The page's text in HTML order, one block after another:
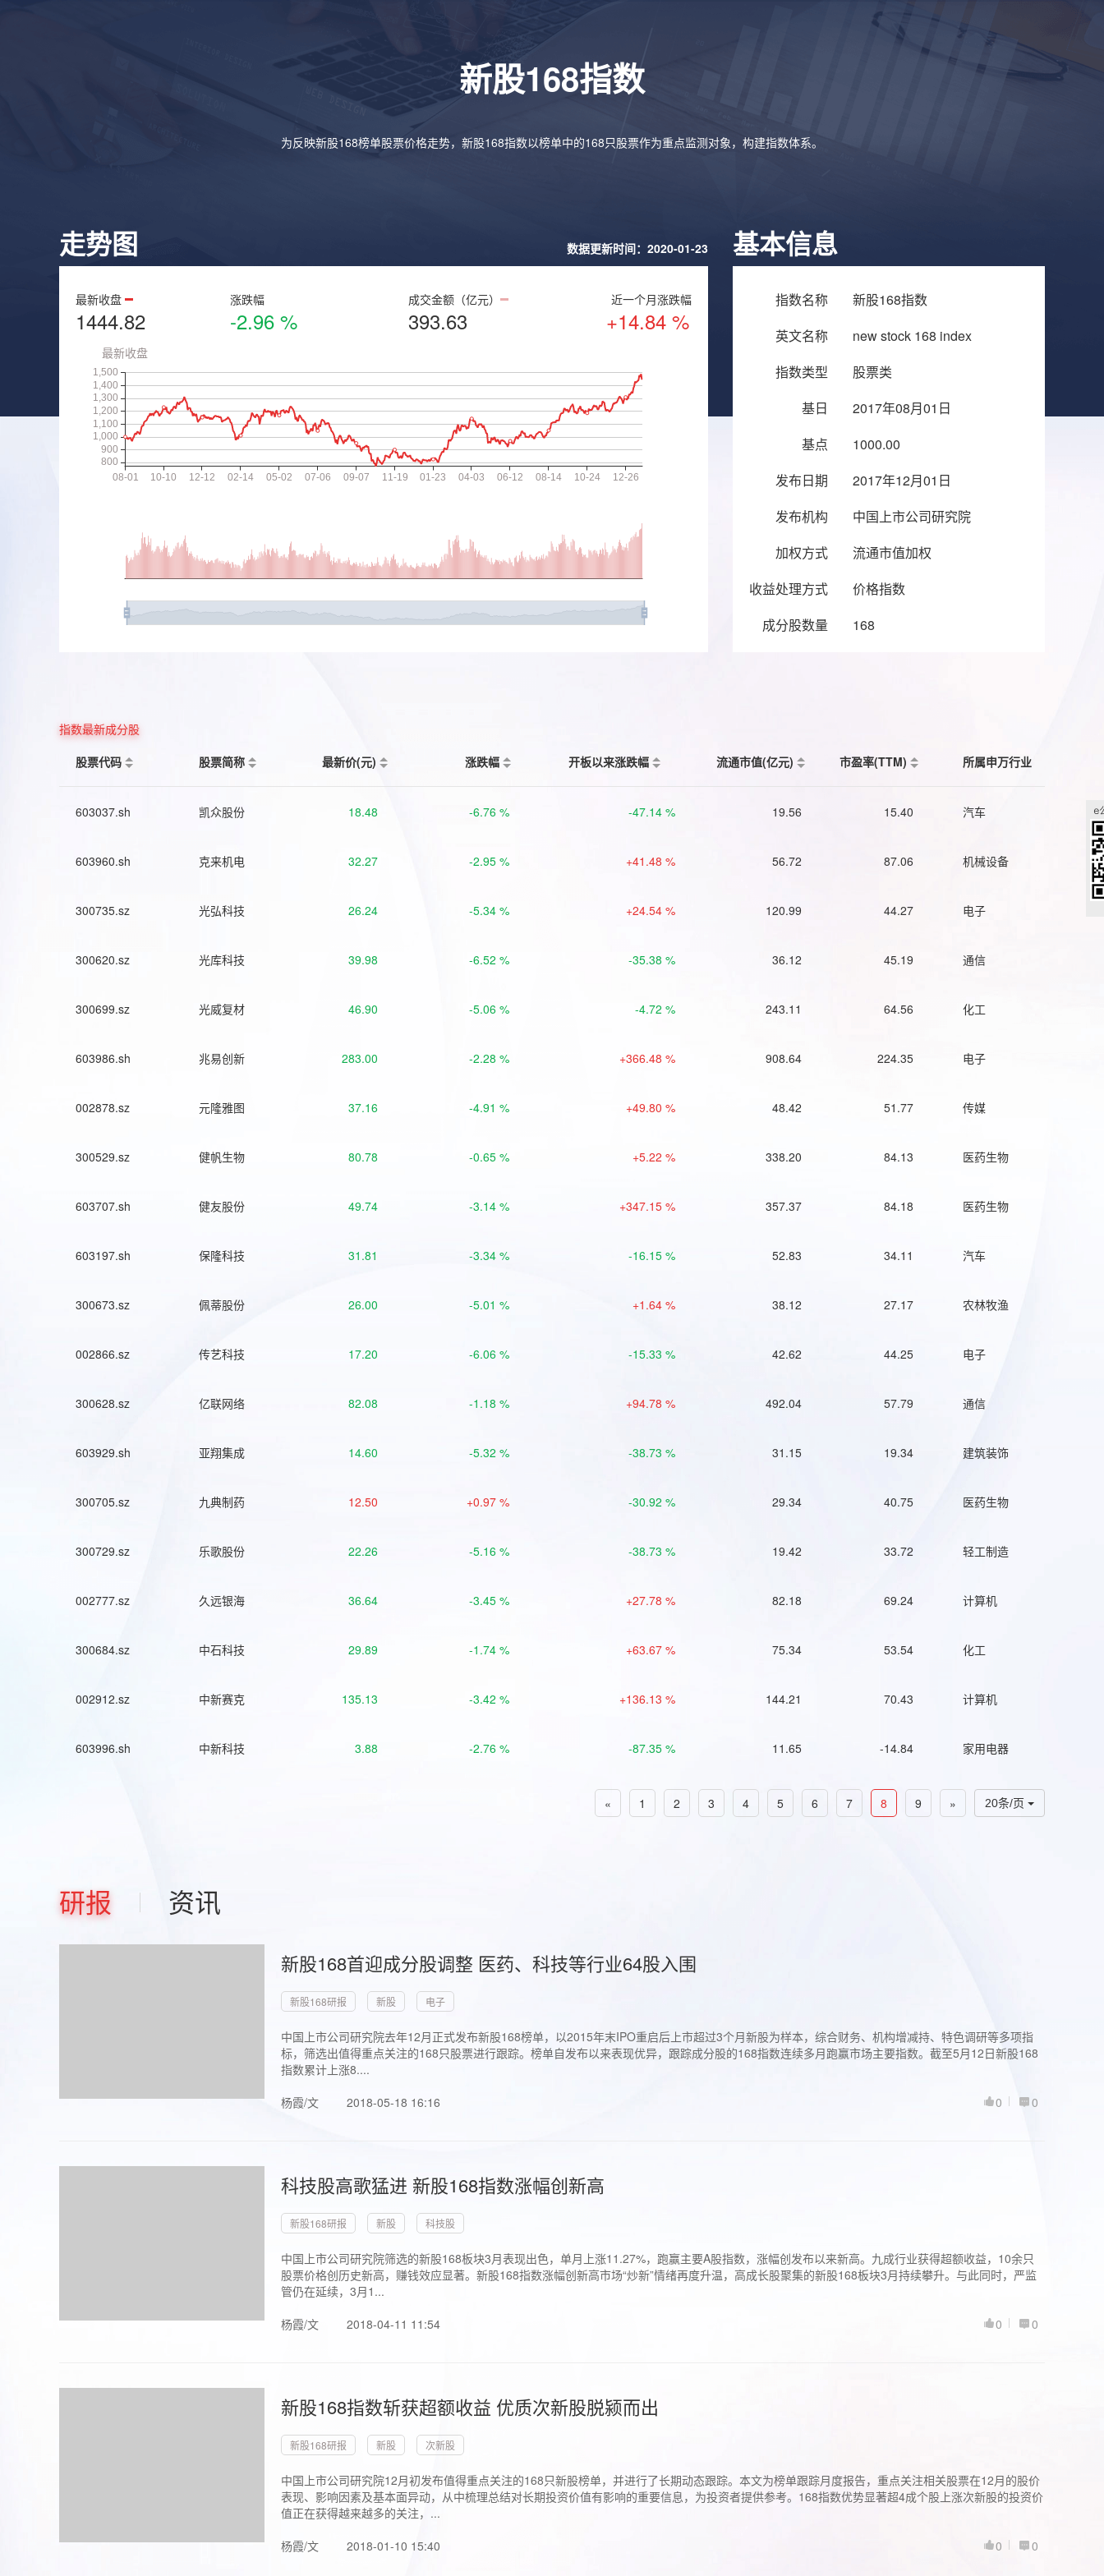
新股168指数
为反映新股168榜单股票价格走势，新股168指数以榜单中的168只股票作为重点监测对象，构建指数体系。
走势图 数据更新时间：2020-01-23
最新收盘
1444.82
涨跌幅
-2.96 %
成交金额（亿元）
393.63
近一个月涨跌幅
+14.84 %
基本信息
指数名称
新股168指数
英文名称
new stock 168 index
指数类型
股票类
基日
2017年08月01日
基点
1000.00
发布日期
2017年12月01日
发布机构
中国上市公司研究院
加权方式
流通市值加权
收益处理方式
价格指数
成分股数量
168
指数最新成分股
股票代码
股票简称 最新价(元) 涨跌幅 开板以来涨跌幅 流通市值(亿元) 市盈率(TTM) 所属申万行业
603037.sh 凯众股份 18.48 -6.76 % -47.14 % 19.56 15.40 汽车
603960.sh 克来机电 32.27 -2.95 % +41.48 % 56.72 87.06 机械设备
300735.sz 光弘科技 26.24 -5.34 % +24.54 % 120.99 44.27 电子
300620.sz 光库科技 39.98 -6.52 % -35.38 % 36.12 45.19 通信
300699.sz 光威复材 46.90 -5.06 % -4.72 % 243.11 64.56 化工
603986.sh 兆易创新 283.00 -2.28 % +366.48 % 908.64 224.35 电子
002878.sz 元隆雅图 37.16 -4.91 % +49.80 % 48.42 51.77 传媒
300529.sz 健帆生物 80.78 -0.65 % +5.22 % 338.20 84.13 医药生物
603707.sh 健友股份 49.74 -3.14 % +347.15 % 357.37 84.18 医药生物
603197.sh 保隆科技 31.81 -3.34 % -16.15 % 52.83 34.11 汽车
300673.sz 佩蒂股份 26.00 -5.01 % +1.64 % 38.12 27.17 农林牧渔
002866.sz 传艺科技 17.20 -6.06 % -15.33 % 42.62 44.25 电子
300628.sz 亿联网络 82.08 -1.18 % +94.78 % 492.04 57.79 通信
603929.sh 亚翔集成 14.60 -5.32 % -38.73 % 31.15 19.34 建筑装饰
300705.sz 九典制药 12.50 +0.97 % -30.92 % 29.34 40.75 医药生物
300729.sz 乐歌股份 22.26 -5.16 % -38.73 % 19.42 33.72 轻工制造
002777.sz 久远银海 36.64 -3.45 % +27.78 % 82.18 69.24 计算机
300684.sz 中石科技 29.89 -1.74 % +63.67 % 75.34 53.54 化工
002912.sz 中新赛克 135.13 -3.42 % +136.13 % 144.21 70.43 计算机
603996.sh 中新科技 3.88 -2.76 % -87.35 % 11.65 -14.84 家用电器
20条/页
« 1 2 3 4 5 6 7 8 9 »
研报 资讯
新股168首迎成分股调整 医药、科技等行业64股入围
新股168研报 新股 电子
中国上市公司研究院去年12月正式发布新股168榜单，以2015年末IPO重启后上市超过3个月新股为样本，综合财务、机构增减持、特色调研等多项指
标，筛选出值得重点关注的168只股票进行跟踪。榜单自发布以来表现优异，跟踪成分股的168指数连续多月跑赢市场主要指数。截至5月12日新股168
指数累计上涨8....
杨霞/文
2018-05-18 16:16 0
0
科技股高歌猛进 新股168指数涨幅创新高
新股168研报 新股 科技股
中国上市公司研究院筛选的新股168板块3月表现出色，单月上涨11.27%，跑赢主要A股指数，涨幅创发布以来新高。九成行业获得超额收益，10余只
股票价格创历史新高，赚钱效应显著。新股168指数涨幅创新高市场“炒新”情绪再度升温，高成长股聚集的新股168板块3月持续攀升。与此同时，严监
管仍在延续，3月1...
杨霞/文
2018-04-11 11:54 0
0
新股168指数斩获超额收益 优质次新股脱颍而出
新股168研报 新股 次新股
中国上市公司研究院12月初发布值得重点关注的168只新股榜单，并进行了长期动态跟踪。本文为榜单跟踪月度报告，重点关注相关股票在12月的股价
表现、影响因素及基本面异动，从中梳理总结对长期投资价值有影响的重要信息，为投资者提供参考。168指数优势显著超4成个股上涨次新股的投资价
值正在获得越来越多的关注，...
杨霞/文
2018-01-10 15:40 0
0